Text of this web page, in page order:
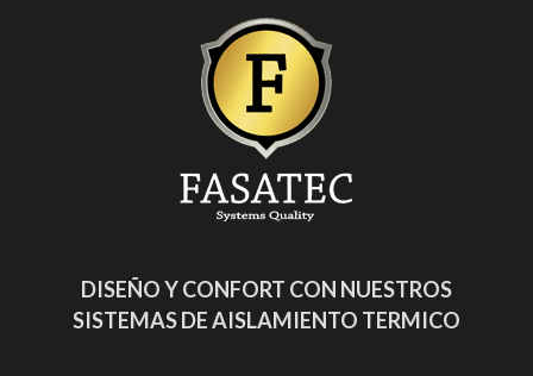
DISEÑO Y CONFORT CON NUESTROS
SISTEMAS DE AISLAMIENTO TERMICO